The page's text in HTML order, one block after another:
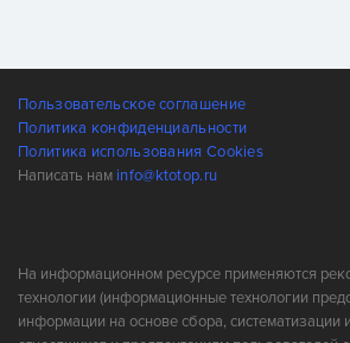
Пользовательское соглашение
Политика конфиденциальности
Политика использования Cookies
Написать нам info@ktotop.ru
На информационном ресурсе применяются
технологии (информационные технологии
информации на основе сбора, систематизации